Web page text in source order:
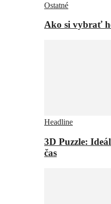
Ostatné
Ako si vybrať
Headline
3D Puzzle:
čas